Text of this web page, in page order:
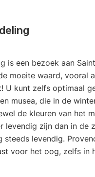
is een bezoek aan
moeite waard, vooral
U kunt zelfs optimaal
musea, die in de
de kleuren van het
levendig zijn dan in de
steeds levendig.
voor het oog, zelfs in